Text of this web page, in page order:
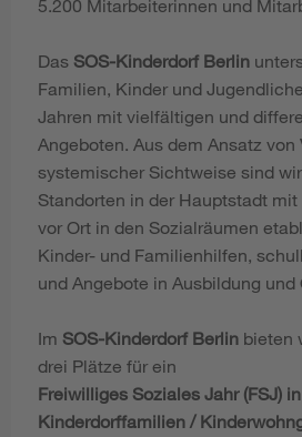
5.200 Mitarbeiterinnen und
Das SOS-Kinderdorf Berlin
Familien, Kinder und
Jahren mit vielfältigen und
Angeboten. Aus dem Ansatz von
systemischer Sichtweise sind
Standorten in der Hauptstadt
vor Ort in den Sozialräumen
Kinder- und Familienhilfen,
und Angebote in Ausbildung und
Im SOS-Kinderdorf Berlin bieten
drei Plätze für ein
Freiwilliges Soziales Jahr (FSJ)
Kinderdorffamilien /